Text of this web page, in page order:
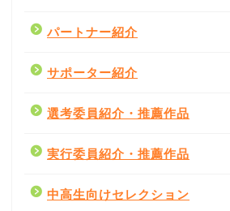
パートナー紹介
サポーター紹介
選考委員紹介・推薦作品
実行委員紹介・推薦作品
中高生向けセレクション